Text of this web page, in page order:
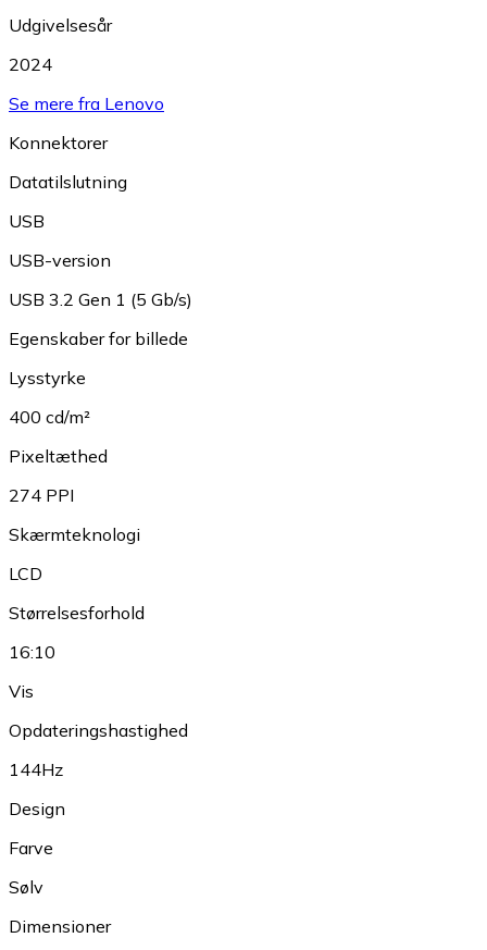
Udgivelsesår
2024
Se mere fra Lenovo
Konnektorer
Datatilslutning
USB
USB-version
USB 3.2 Gen 1 (5 Gb/s)
Egenskaber for billede
Lysstyrke
400 cd/m²
Pixeltæthed
274 PPI
Skærmteknologi
LCD
Størrelsesforhold
16:10
Vis
Opdateringshastighed
144Hz
Design
Farve
Sølv
Dimensioner